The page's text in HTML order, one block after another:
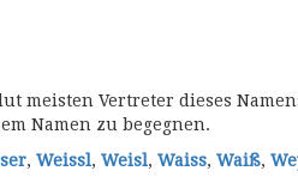
meisten Vertreter dieses
Namen zu begegnen.
, Weissl, Weisl, Waiss, Waiß,